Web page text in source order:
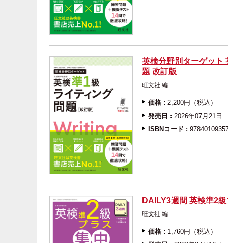
英検分野別ターゲット
題 改訂版
旺文社 編
価格 : 2,200円（税込）
発売日 : 2026年07月21日
ISBNコード :
DAILY3週間 英検準2
旺文社 編
価格 : 1,760円（税込）